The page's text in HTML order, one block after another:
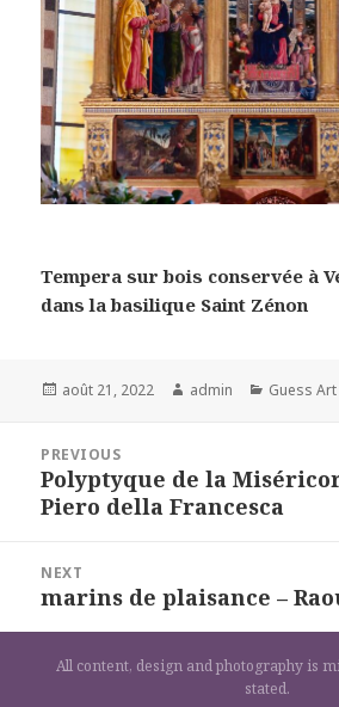
Tempera sur bois conservée à
dans la basilique Saint Zénon
Posted
août 21, 2022 Author
admin Categories
Guess Art
l’article
PREVIOUS
Previous
post:
Polyptyque de la
Piero della Francesca
NEXT
Next
post:
marins de plaisance –
All content, design and photography is
stated.